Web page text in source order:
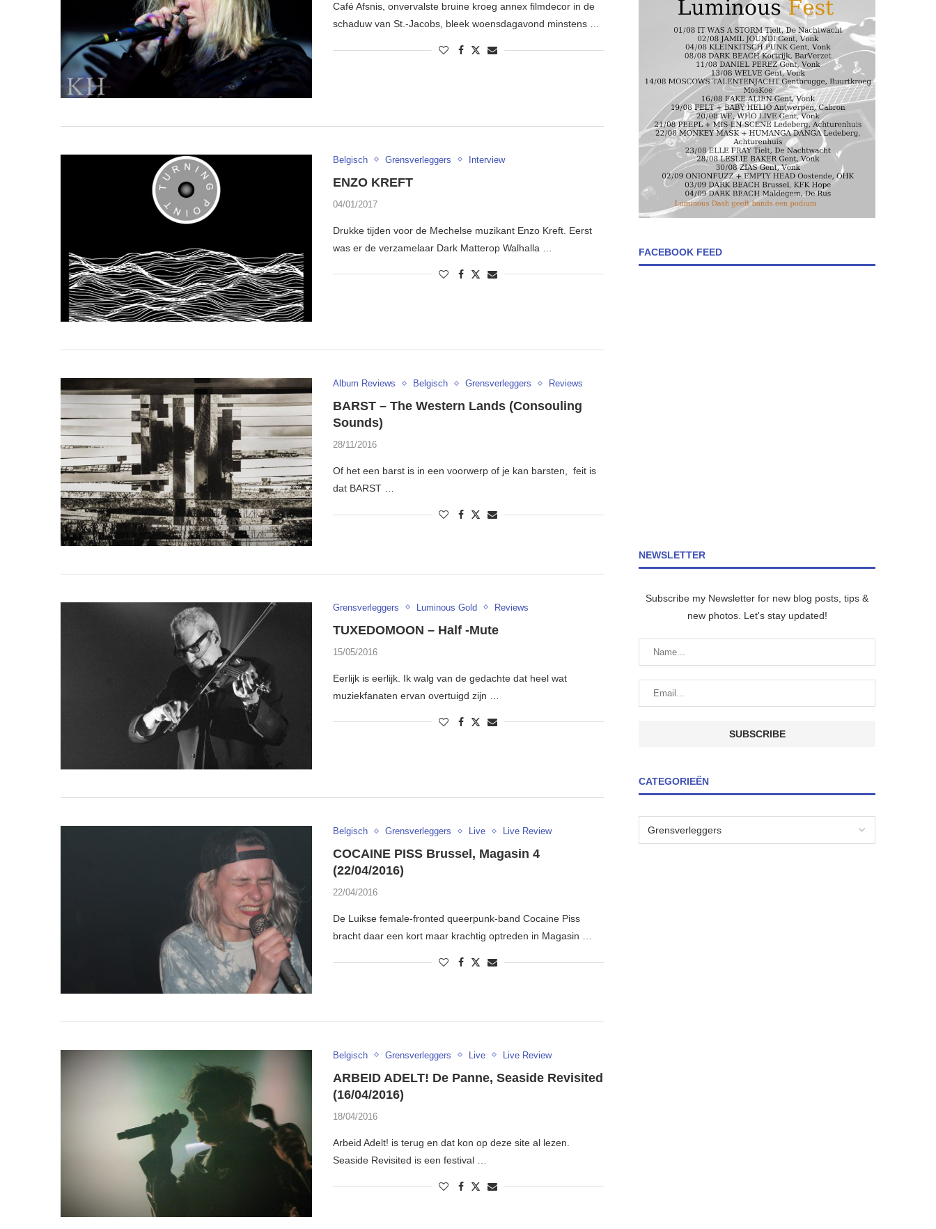
Café Afsnis, onvervalste bruine kroeg annex filmdecor in de
schaduw van St.-Jacobs, bleek woensdagavond minstens …
Belgisch Grensverleggers Interview
ENZO KREFT
04/01/2017
Drukke tijden voor de Mechelse muzikant Enzo Kreft. Eerst
was er de verzamelaar Dark Matterop Walhalla …
Album Reviews Belgisch Grensverleggers Reviews
BARST – The Western Lands (Consouling
Sounds)
28/11/2016
Of het een barst is in een voorwerp of je kan barsten, feit is
dat BARST …
Grensverleggers Luminous Gold Reviews
TUXEDOMOON – Half -Mute
15/05/2016
Eerlijk is eerlijk. Ik walg van de gedachte dat heel wat
muziekfanaten ervan overtuigd zijn …
Belgisch Grensverleggers Live Live Review
COCAINE PISS Brussel, Magasin 4
(22/04/2016)
22/04/2016
De Luikse female-fronted queerpunk-band Cocaine Piss
bracht daar een kort maar krachtig optreden in Magasin …
Belgisch Grensverleggers Live Live Review
ARBEID ADELT! De Panne, Seaside Revisited
(16/04/2016)
18/04/2016
Arbeid Adelt! is terug en dat kon op deze site al lezen.
Seaside Revisited is een festival …
FACEBOOK FEED
NEWSLETTER
Subscribe my Newsletter for new blog posts, tips &
new photos. Let's stay updated!
CATEGORIEËN